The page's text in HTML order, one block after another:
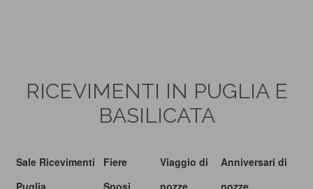
RICEVIMENTI IN PUGLIA E
BASILICATA
Sale Ricevimenti
Puglia
Fiere
Sposi
Viaggio di
nozze
Anniversari di
nozze